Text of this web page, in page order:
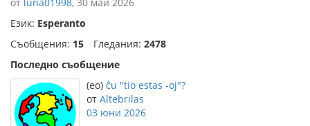
Език: Esperanto
Съобщения: 15 Гледания: 2478
Последно съобщение
(eo) ĉu "tio estas -oj"?
от Altebrilas
03 юни 2026